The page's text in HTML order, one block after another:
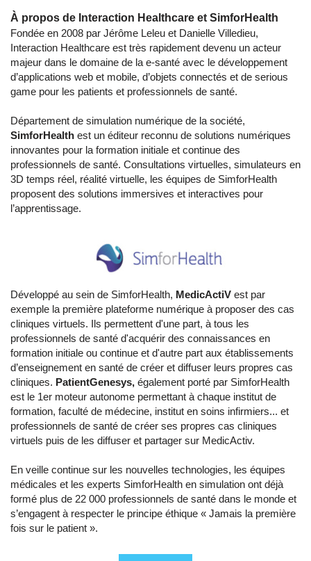
À propos de Interaction Healthcare et SimforHealth
Fondée en 2008 par Jérôme Leleu et Danielle Villedieu,
Interaction Healthcare est très rapidement devenu un acteur
majeur dans le domaine de la e-santé avec le développement
d’applications web et mobile, d’objets connectés et de serious
game pour les patients et professionnels de santé.
Département de simulation numérique de la société,
SimforHealth est un éditeur reconnu de solutions numériques
innovantes pour la formation initiale et continue des
professionnels de santé. Consultations virtuelles, simulateurs en
3D temps réel, réalité virtuelle, les équipes de SimforHealth
proposent des solutions immersives et interactives pour
l’apprentissage.
Développé au sein de SimforHealth, MedicActiV est par
exemple la première plateforme numérique à proposer des cas
cliniques virtuels. Ils permettent d'une part, à tous les
professionnels de santé d'acquérir des connaissances en
formation initiale ou continue et d'autre part aux établissements
d’enseignement en santé de créer et diffuser leurs propres cas
cliniques. PatientGenesys, également porté par SimforHealth
est le 1er moteur autonome permettant à chaque institut de
formation, faculté de médecine, institut en soins infirmiers... et
professionnels de santé de créer ses propres cas cliniques
virtuels puis de les diffuser et partager sur MedicActiv.
En veille continue sur les nouvelles technologies, les équipes
médicales et les experts SimforHealth en simulation ont déjà
formé plus de 22 000 professionnels de santé dans le monde et
s’engagent à respecter le principe éthique « Jamais la première
fois sur le patient ».